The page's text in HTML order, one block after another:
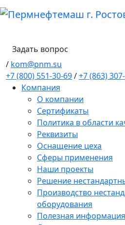
Задать вопрос
/ kom@pnm.su
+7 (800) 551-30-69/+7 (863)
Компания
О компании
Сертификаты
Политика в области
Реквизиты
Оснащение цеха
Сферы применения
Наши проекты
Решение
Производство
оборудования
Полезная информация